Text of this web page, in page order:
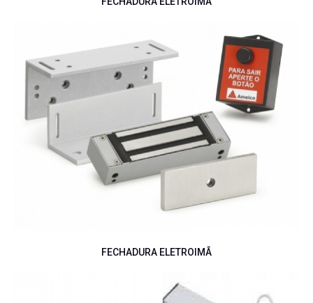
FECHADURA ELETROIMÃ